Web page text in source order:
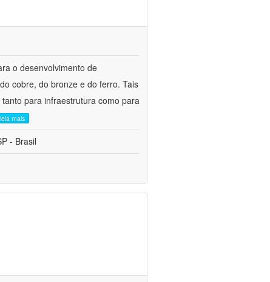
o desenvolvimento de
cobre, do bronze e do ferro. Tais
para infraestrutura como para
leia mais
- Brasil